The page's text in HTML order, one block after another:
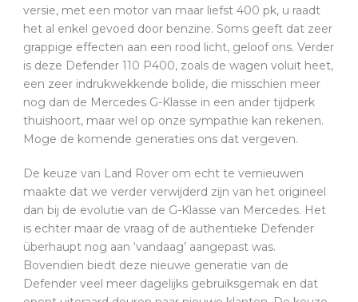
versie, met een motor van maar liefst 400 pk, u raadt
het al enkel gevoed door benzine. Soms geeft dat zeer
grappige effecten aan een rood licht, geloof ons. Verder
is deze Defender 110 P400, zoals de wagen voluit heet,
een zeer indrukwekkende bolide, die misschien meer
nog dan de Mercedes G-Klasse in een ander tijdperk
thuishoort, maar wel op onze sympathie kan rekenen.
Moge de komende generaties ons dat vergeven.
De keuze van Land Rover om echt te vernieuwen
maakte dat we verder verwijderd zijn van het origineel
dan bij de evolutie van de G-Klasse van Mercedes. Het
is echter maar de vraag of de authentieke Defender
überhaupt nog aan ‘vandaag’ aangepast was.
Bovendien biedt deze nieuwe generatie van de
Defender veel meer dagelijks gebruiksgemak en dat